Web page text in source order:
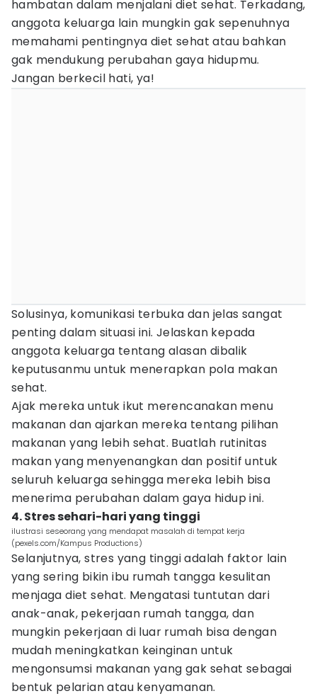
hambatan dalam menjalani diet sehat. Terkadang,
anggota keluarga lain mungkin gak sepenuhnya
memahami pentingnya diet sehat atau bahkan
gak mendukung perubahan gaya hidupmu.
Jangan berkecil hati, ya!
Solusinya, komunikasi terbuka dan jelas sangat
penting dalam situasi ini. Jelaskan kepada
anggota keluarga tentang alasan dibalik
keputusanmu untuk menerapkan pola makan
sehat.
Ajak mereka untuk ikut merencanakan menu
makanan dan ajarkan mereka tentang pilihan
makanan yang lebih sehat. Buatlah rutinitas
makan yang menyenangkan dan positif untuk
seluruh keluarga sehingga mereka lebih bisa
menerima perubahan dalam gaya hidup ini.
4. Stres sehari-hari yang tinggi
ilustrasi seseorang yang mendapat masalah di tempat kerja
(pexels.com/Kampus Productions)
Selanjutnya, stres yang tinggi adalah faktor lain
yang sering bikin ibu rumah tangga kesulitan
menjaga diet sehat. Mengatasi tuntutan dari
anak-anak, pekerjaan rumah tangga, dan
mungkin pekerjaan di luar rumah bisa dengan
mudah meningkatkan keinginan untuk
mengonsumsi makanan yang gak sehat sebagai
bentuk pelarian atau kenyamanan.